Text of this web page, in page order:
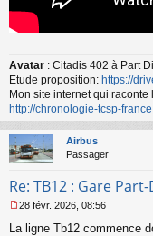
Avatar : Citadis 402 à Part
Etude proposition: https://
Mon site internet qui raconte
http://chronologie-tcsp-
Airbus
Passager
Re: TB12 : Gare
e
28 févr. 2026, 08:56
La ligne Tb12 commence